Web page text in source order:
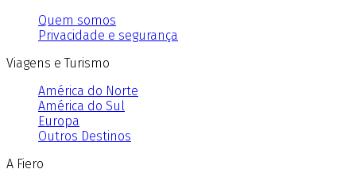
Quem somos
Privacidade e segurança
Viagens e Turismo
América do Norte
América do Sul
Europa
Outros Destinos
A Fiero